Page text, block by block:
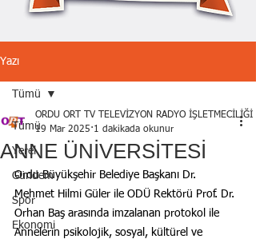
Yazı
Tümü
Yerel
Gündem
Spor
Ekonomi
Tümü
ANNE ÜNİVERSİTESİ
ORDU ORT TV TELEVİZYON RADYO İŞLETMECİLİĞİ
19 Mar 2025 1 dakikada okunur
Ordu Büyükşehir Belediye Başkanı Dr.
Mehmet Hilmi Güler ile ODÜ Rektörü Prof. Dr.
Orhan Baş arasında imzalanan protokol ile
Annelerin psikolojik, sosyal, kültürel ve